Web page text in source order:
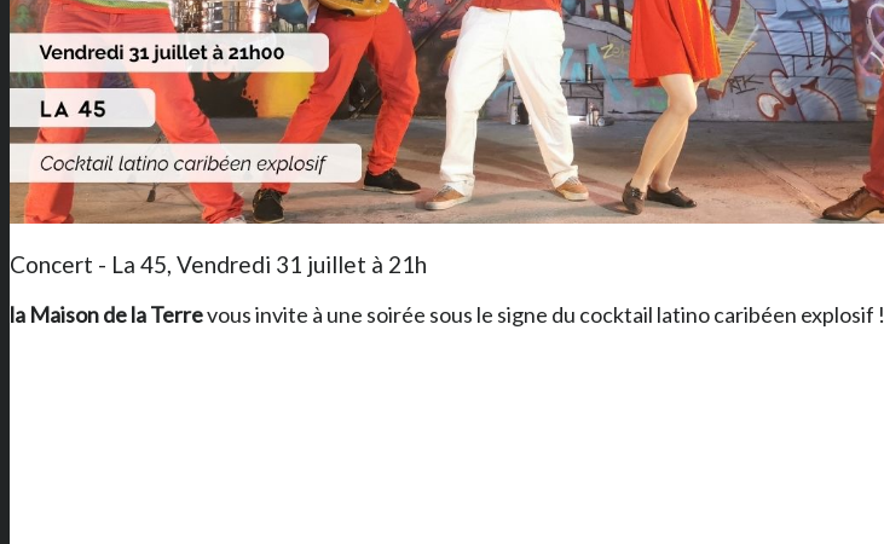
Concert - La 45, Vendredi 31 juillet à 21h
la Maison de la Terrevous invite à une soirée sous le signe du cocktail latino caribéen explosif !